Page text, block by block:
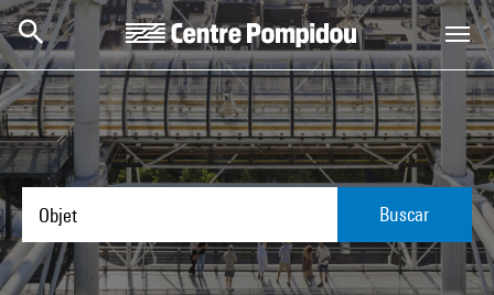
Skip to main content
Centre Pompidou
Buscar